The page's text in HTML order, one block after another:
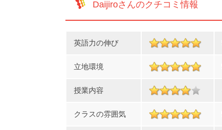
Daijiroさんのクチコミ情報
英語力の伸び
立地環境
授業内容
クラスの雰囲気